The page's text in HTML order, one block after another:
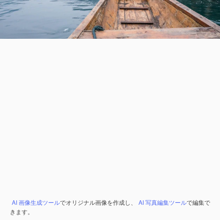
AI 画像生成ツールでオリジナル画像を作成し、 AI 写真編集ツールで編集で
きます。